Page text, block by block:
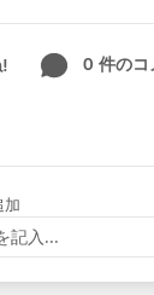
Chicago, US
0 件のコ
加
記入...